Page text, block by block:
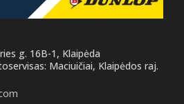
g. 16B-1, Klaipėda
Maciuičiai, Klaipėdos raj.